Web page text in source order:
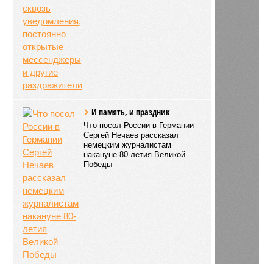
И память, и праздник
Что посол России в Германии
Сергей Нечаев рассказал
немецким журналистам
накануне 80-летия Великой
Победы